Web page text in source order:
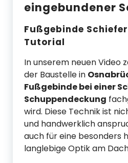
eingebundener
Fußgebinde
Tutorial
In unserem neuen Video
der Baustelle in
Fußgebinde bei einer
Schuppendeckung
wird. Diese Technik ist
und handwerklich
auch für eine besonders
langlebige Optik am